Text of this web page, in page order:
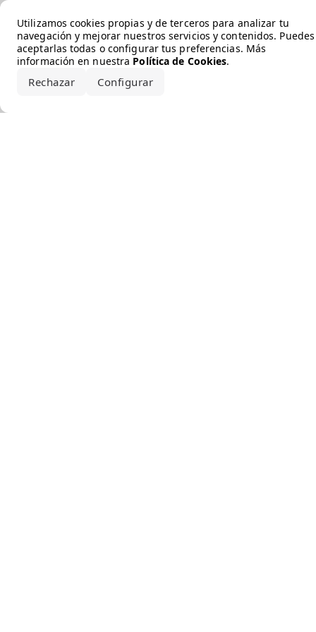
Utilizamos cookies propias y de terceros para analizar tu
navegación y mejorar nuestros servicios y contenidos. Puedes
aceptarlas todas o configurar tus preferencias. Más
información en nuestra Política de Cookies.
Rechazar Configurar
Error loading the brand